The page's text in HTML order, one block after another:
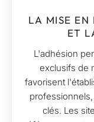
LA MISE EN
ET
L'adhésion
exclusifs de
favorisent
clés. Les